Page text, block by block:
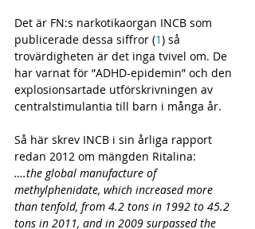
Det är FN:s narkotikaorgan INCB som
publicerade dessa siffror (1) så
trovärdigheten är det inga tvivel om. De
har varnat för ”ADHD-epidemin” och den
explosionsartade utförskrivningen av
centralstimulantia till barn i många år.
Så här skrev INCB i sin årliga rapport
redan 2012 om mängden Ritalina:
….the global manufacture of
methylphenidate, which increased more
than tenfold, from 4.2 tons in 1992 to 45.2
tons in 2011, and in 2009 surpassed the